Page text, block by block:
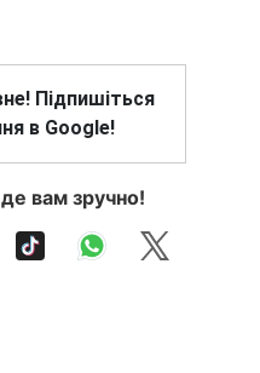
Підпишіться
в Google!
вам зручно!